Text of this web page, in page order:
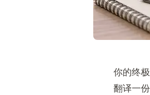
你的终
翻译一